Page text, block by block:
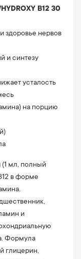
B12 30
здоровье нервов
и синтезу
усталость
на порцию
(1 мл, полный
в форме
и
Формула
глицерин,